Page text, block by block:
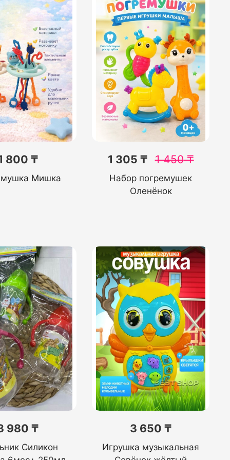
800 ₸
Мишка
1 305 ₸ 1 450₸
Набор погремушек
Оленёнок
980 ₸
Силикон
3 650 ₸
Игрушка музыкальная